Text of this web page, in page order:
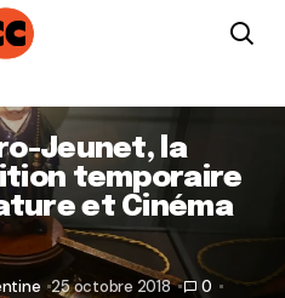
Jeunet, la
temporaire
et Cinéma
25 octobre 2018
0